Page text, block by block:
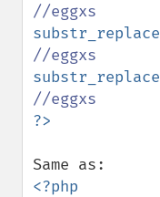
substr_replace
substr_replace
<?php